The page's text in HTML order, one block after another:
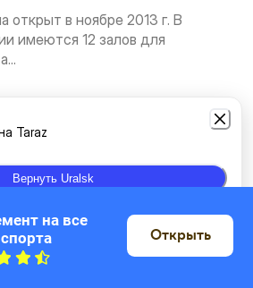
открыт в ноябре 2013 г. В
имеются 12 залов для
On the map
Taraz
Вернуть Uralsk
на все
Открыть